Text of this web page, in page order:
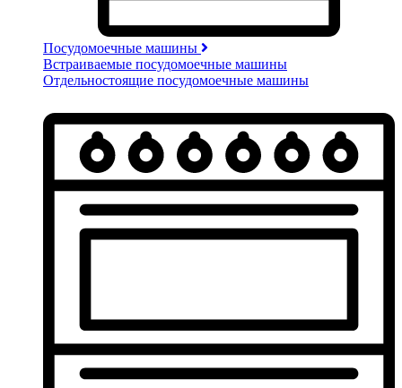
Посудомоечные машины
Встраиваемые посудомоечные машины
Отдельностоящие посудомоечные машины